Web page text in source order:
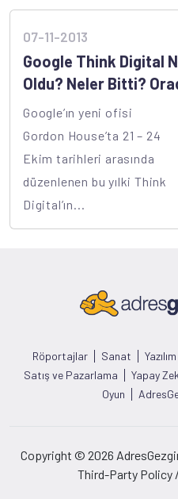
07-11-2013
Google Think Digital
Oldu? Neler Bitti?
Google’ın yeni ofisi
Gordon House’ta 21 – 24
Ekim tarihleri arasında
düzenlenen bu yılki Think
Digital’ın...
Röportajlar Sanat
Satış ve Pazarlama
Yapay
Oyun
Copyright © 2026
Third-Party Policy